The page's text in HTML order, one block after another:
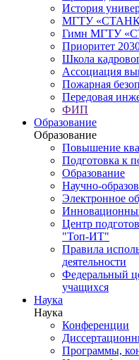
История
МГТУ
Гимн МГТУ
Приоритет
Школа
Ассоциация
Пожарная
Передовая
ФИП
Образование
Образование
Повышение
Подготовка к
Образование
Научно-
Электронное
Центр
"Топ-ИТ"
Правила
деятельности
Федеральный
учащихся
Наука
Наука
Конференции
Программы,